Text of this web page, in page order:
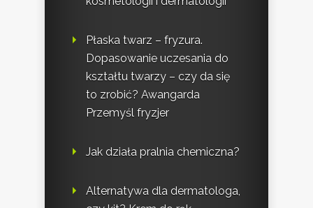
Płaska twarz – fryzura.
Dopasowanie uczesania do
kształtu twarzy – czy da się
to zrobić? Awangarda
Przemyśl fryzjer
Jak działa pralnia chemiczna?
Alternatywa dla dermatologa,